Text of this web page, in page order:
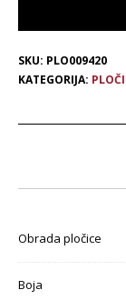
SKU: PLO009420
KATEGORIJA:
Obrada pločice
Boja